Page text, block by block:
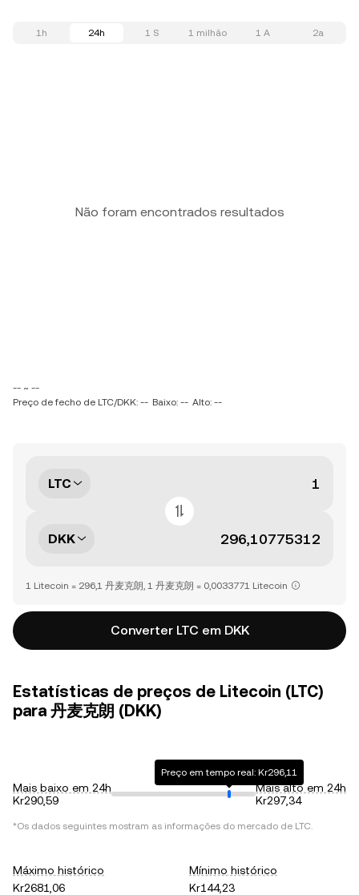
1h 24h 1 S 1 milhão 1 A 2a
Não foram encontrados resultados
-- ~ --
Preço de fecho de LTC/DKK: -- Baixo: -- Alto: --
LTC
DKK
1 Litecoin = 296,1 丹麦克朗, 1 丹麦克朗 = 0,0033771 Litecoin
Converter LTC em DKK
Estatísticas de preços de Litecoin (LTC)
para 丹麦克朗 (DKK)
Mais baixo em 24h
Kr290,59
Preço em tempo real: Kr296,11
Mais alto em 24h
Kr297,34
*Os dados seguintes mostram as informações do mercado de LTC.
Máximo histórico
Kr2681,06
Mínimo histórico
Kr144,23